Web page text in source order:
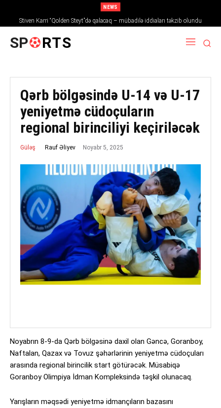
NEWS
Stiven Karri “Qolden Steyt”də qalacaq – mübadilə iddiaları təkzib olundu
SP RTS
Qərb bölgəsində U-14 və U-17
yeniyetmə cüdoçuların
regional birinciliyi keçiriləcək
Güləş Rauf Əliyev Noyabr 5, 2025
Noyabrın 8-9-da Qərb bölgəsinə daxil olan Gəncə, Goranboy,
Naftalan, Qazax və Tovuz şəhərlərinin yeniyetmə cüdoçuları
arasında regional birincilik start götürəcək. Müsabiqə
Goranboy Olimpiya İdman Kompleksində təşkil olunacaq.
Yarışların məqsədi yeniyetmə idmançıların bazasını